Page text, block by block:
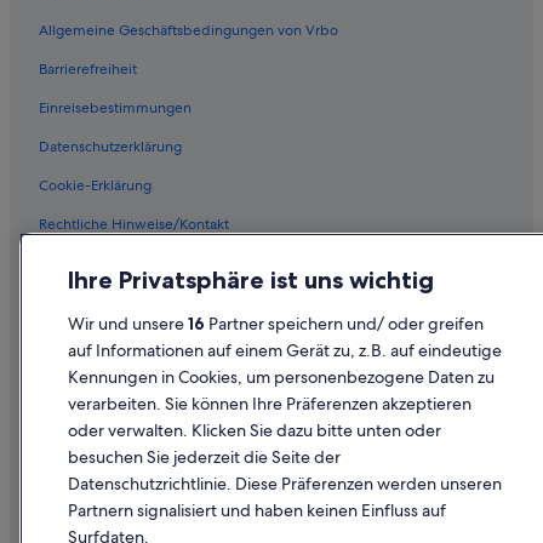
Mietwagen in Barcelona
Mietwagen in San Francisco
Mietwagenanbieter in Australien/Neuseeland
und Südpazifik
Alamo Rent A Car-Mietwagen in Australien/Neuseeland und
Südpazifik
Enterprise-Mietwagen in Australien/Neuseeland und Südpazifik
Hertz-Mietwagen in Australien/Neuseeland und Südpazifik
Thrifty Car Rental-Mietwagen in Australien/Neuseeland und
Südpazifik
Avis-Mietwagen in Australien/Neuseeland und Südpazifik
Dollar Rent A Car-Mietwagen in Australien/Neuseeland und
Südpazifik
Allgemeine Geschäftsbedingungen von Vrbo
Barrierefreiheit
Einreisebestimmungen
Datenschutzerklärung
Cookie-Erklärung
Rechtliche Hinweise/Kontakt
Hilfe
Hilfe
Buchung ändern oder stornieren
Rückerstattungsprozess und Zeitrahmen
Buchen Sie einen Flug mit einer Gutschrift bei der Fluggesellschaft
Internationale Reisedokumente
Ihre Privatsphäre ist uns wichtig
Wir und unsere16 Partner speichern und/ oder greifen
auf Informationen auf einem Gerät zu, z.B. auf eindeutige
Kennungen in Cookies, um personenbezogene Daten zu
verarbeiten. Sie können Ihre Präferenzen akzeptieren
oder verwalten. Klicken Sie dazu bitte unten oder
besuchen Sie jederzeit die Seite der
Datenschutzrichtlinie. Diese Präferenzen werden unseren
Partnern signalisiert und haben keinen Einfluss auf
Surfdaten.